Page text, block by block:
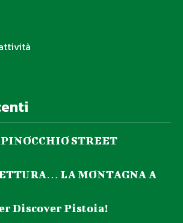
STREET
LA MONTAGNA A
Discover Pistoia!